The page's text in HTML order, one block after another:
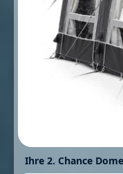
Ihre 2. Chance